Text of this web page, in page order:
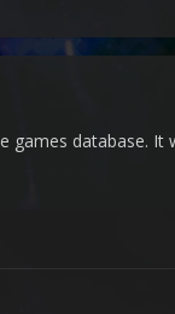
database. It